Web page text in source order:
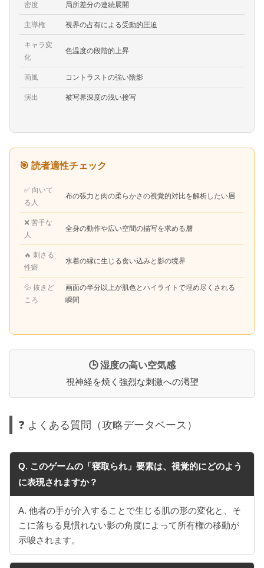
密度 局所差分の連続展開
主導権 視界の占有による受動的圧迫
キャラ変
化
色温度の段階的上昇
画風 コントラストの強い陰影
演出 被写界深度の浅い接写
🎯 読者適性チェック
✅ 向いて
る人
布の張力と肉の柔らかさの視覚的対比を解析したい層
❌ 苦手な
人
全身の動作や広い空間の描写を求める層
🔥 刺さる
性癖
水着の縁に生じる食い込みと影の境界
💦 抜きど
ころ
画面の半分以上が肌色とハイライトで埋め尽くされる
瞬間
🕒 湿度の高い空気感
視神経を焼く強烈な刺激への渇望
❓ よくある質問（攻略データベース）
Q. このゲームの「寝取られ」要素は、視覚的にどのよう
に表現されますか？
A. 他者の手が介入することで生じる肌の形の変化と、そ
こに落ちる見慣れない影の角度によって所有権の移動が
示唆されます。